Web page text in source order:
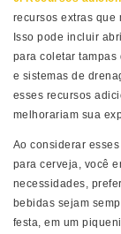
recursos extras que
Isso pode incluir
para coletar tampas
e sistemas de
esses recursos
melhorariam sua
Ao considerar
para cerveja, você
necessidades,
bebidas sejam
festa, em um